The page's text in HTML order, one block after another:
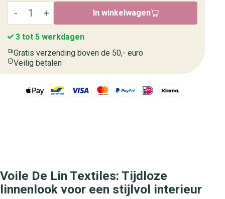
In winkelwagen
3 tot 5 werkdagen
Gratis verzending boven de 50,- euro
Veilig betalen
Voile De Lin Textiles: Tijdloze
linnenlook voor een stijlvol interieur